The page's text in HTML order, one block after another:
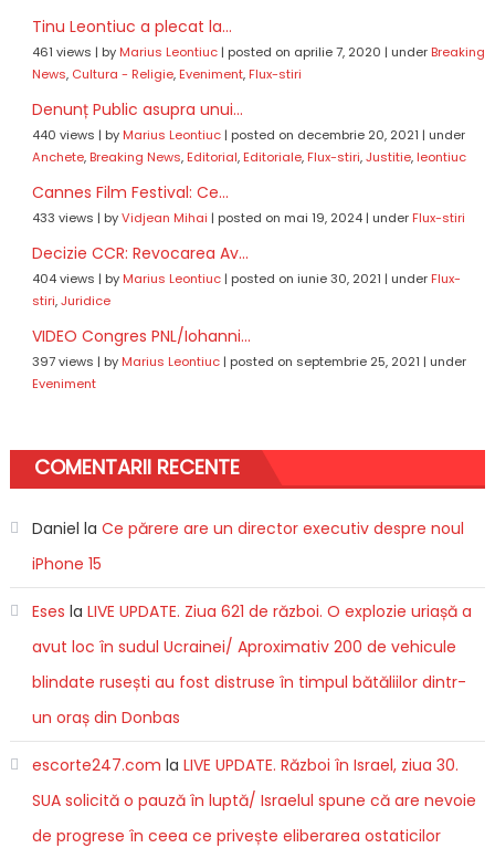
Tinu Leontiuc a plecat la...
461 views | by Marius Leontiuc| posted on aprilie 7, 2020 | under Breaking
News, Cultura - Religie, Eveniment, Flux-stiri
Denunț Public asupra unui...
440 views | by Marius Leontiuc| posted on decembrie 20, 2021 | under
Anchete, Breaking News, Editorial, Editoriale, Flux-stiri,Justitie, leontiuc
Cannes Film Festival: Ce...
433 views | byVidjean Mihai | posted on mai 19, 2024| under Flux-stiri
Decizie CCR: Revocarea Av...
404 views | by Marius Leontiuc| posted on iunie 30, 2021 | under Flux-
stiri,Juridice
VIDEO Congres PNL/Iohanni...
397 views | by Marius Leontiuc| posted on septembrie 25, 2021 | under
Eveniment
COMENTARII RECENTE
Daniel la Ce părere are un director executiv despre noul
iPhone 15
Eses la LIVE UPDATE. Ziua 621 de război. O explozie uriașă a
avut loc în sudul Ucrainei/ Aproximativ 200 de vehicule
blindate rusești au fost distruse în timpul bătăliilor dintr-
un oraș din Donbas
escorte247.com la LIVE UPDATE. Război în Israel, ziua 30.
SUA solicită o pauză în luptă/ Israelul spune că are nevoie
de progrese în ceea ce privește eliberarea ostaticilor